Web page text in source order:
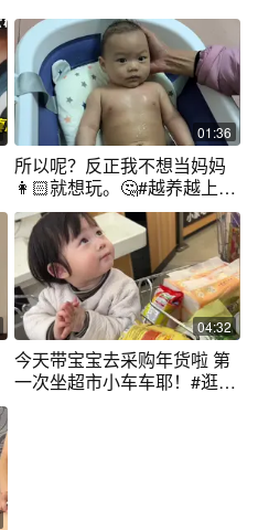
01:36
所以呢？反正我不想当妈妈
👩🏻就想玩。🤔#越养越上头
的人类幼崽
04:32
今天带宝宝去采购年货啦 第
一次坐超市小车车耶！#逛超